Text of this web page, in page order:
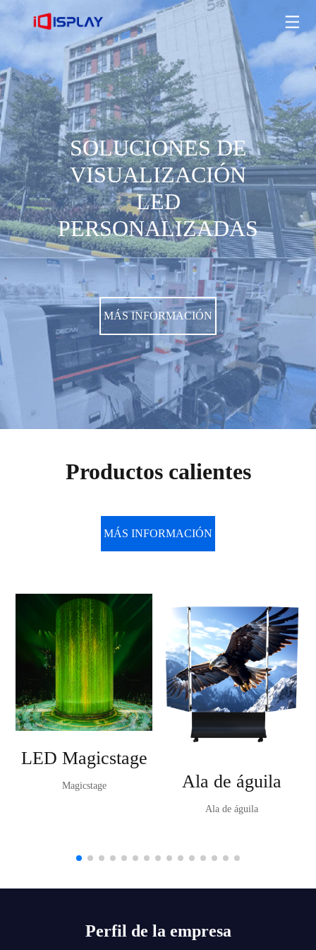
SOLUCIONES DE
VISUALIZACIÓN
LED
PERSONALIZADAS
MÁS INFORMACIÓN
SOLUCIONES DE VISUALIZACIÓN LED PERSONALIZADAS
MÁS INFORMACIÓN
Productos calientes
MÁS INFORMACIÓN
LED Magicstage
Magicstage Ala de águila
Ala de águila
Perfil de la empresa